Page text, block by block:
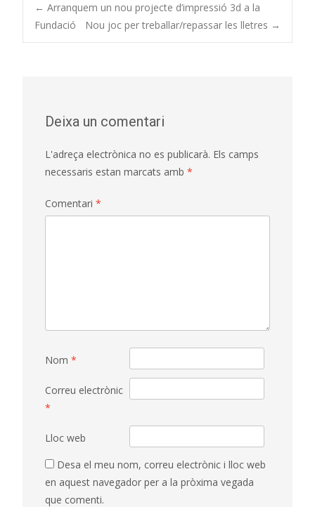
Post
← Arranquem un nou projecte d’impressió 3d a la
Fundació
Nou joc per treballar/repassar les lletres →
Deixa un comentari
L'adreça electrònica no es publicarà. Els camps
necessaris estan marcats amb *
Comentari *
Nom *
Correu electrònic
*
Lloc web
Desa el meu nom, correu electrònic i lloc web
en aquest navegador per a la pròxima vegada
que comenti.